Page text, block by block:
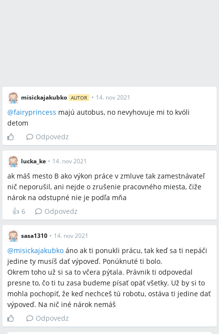
misickajakubko AUTOR • 14. nov 2021
@fairyprincess majú autobus, no nevyhovuje mi to kvóli
detom
Odpovedz
lucka_ke • 14. nov 2021
ak máš mesto B ako výkon práce v zmluve tak zamestnávateľ
nič neporušil, ani nejde o zrušenie pracovného miesta, čiže
nárok na odstupné nie je podľa mňa
👍 6 Odpovedz
sasa1310 • 14. nov 2021
@misickajakubko áno ak ti ponukli prácu, tak keď sa ti nepáči
jedine ty musíš dať výpoveď. Ponúknuté ti bolo.
Okrem toho už si sa to včera pýtala. Právnik ti odpovedal
presne to, čo ti tu zasa budeme písať opäť všetky. Už by si to
mohla pochopiť, že keď nechceš tú robotu, ostáva ti jedine dať
výpoveď. Na nič iné nárok nemáš
Odpovedz